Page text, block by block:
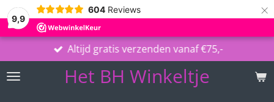
9,9
604 Reviews ×
Het BH Winkeltje
Altijd gratis verzenden vanaf €75,-